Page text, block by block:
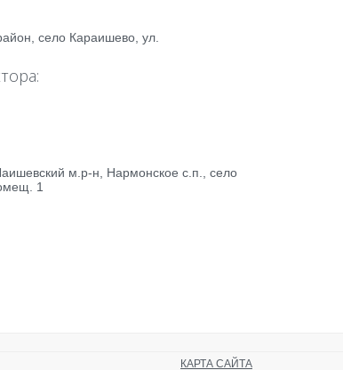
село Караишево, ул.
м.р-н, Нармонское с.п., село
1
КАРТА САЙТА